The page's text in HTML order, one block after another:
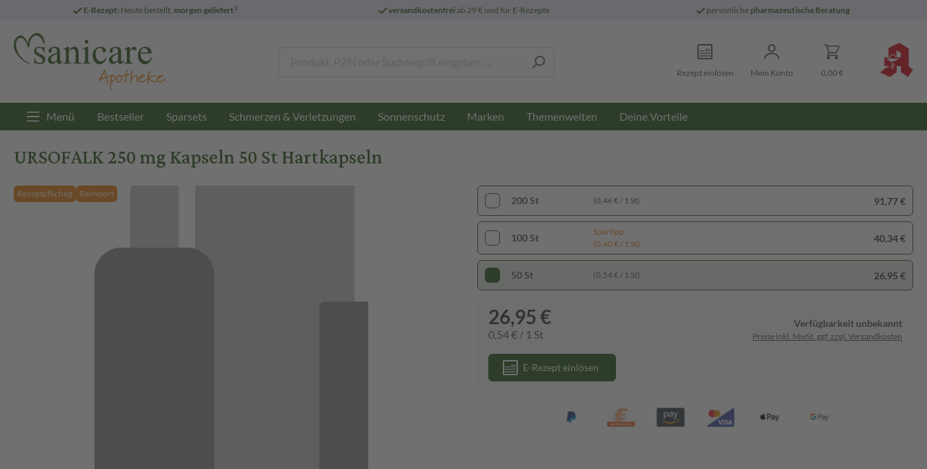
E-Rezept: Heute bestellt, morgen geliefert3 versandkostenfreiab 29 € und für E-Rezepte persönliche pharmazeutische Beratung
Rezept einlösen Mein Konto 0,00 €
Menü Bestseller Sparsets Schmerzen & Verletzungen Sonnenschutz Marken Themenwelten Deine Vorteile
URSOFALK 250 mg Kapseln 50 St Hartkapseln
Rezeptpflichtig Reimport
200 St (0,46 € / 1 St) 91,77 €
100 St
Spartipp
(0,40 € / 1 St)
40,34 €
50 St (0,54 € / 1 St) 26,95 €
26,95 €
0,54 € / 1 St
Verfügbarkeit unbekannt
Preise inkl. MwSt. ggf. zzgl. Versandkosten
E-Rezept einlösen